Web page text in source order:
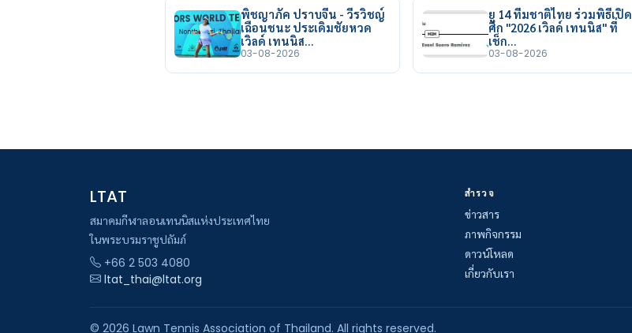
พิชญาภัค ปราบจีน - วีรวิชญ์
เฉือนชนะ ประเดิมชัยหวด
เวิลด์ เทนนิส…
03-08-2026
ยู 14 ทีมชาติไทย ร่วมพิธีเปิด
ศึก "2026 เวิลด์ เทนนิส" ที่
เช็ก…
03-08-2026
LTAT
สมาคมกีฬาลอนเทนนิสแห่งประเทศไทย
ในพระบรมราชูปถัมภ์
+66 2 503 4080
ltat_thai@ltat.org
สำรวจ
ข่าวสาร
ภาพกิจกรรม
ดาวน์โหลด
เกี่ยวกับเรา
© 2026 Lawn Tennis Association of Thailand. All rights reserved.